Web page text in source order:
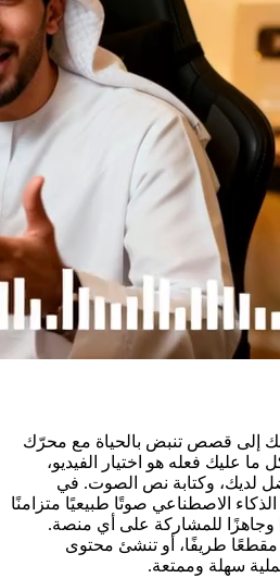
إلى قصص تنبض بالحياة مع محرّك
ما عليك فعله هو اختيار الفيديو،
لديك، وكتابة نص الصوت. في
الاصطناعي صوتًا طبيعيًا متزامنًا
وجاهزًا للمشاركة على أي منصة.
طريفًا، أو تنشئ محتوى
سهلة وممتعة.